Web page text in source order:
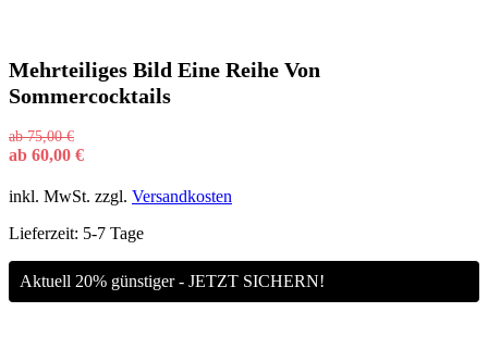
Mehrteiliges Bild Eine Reihe Von
Sommercocktails
ab75,00€
ab 60,00 €
inkl. MwSt. zzgl. Versandkosten
Lieferzeit: 5-7 Tage
Aktuell 20% günstiger - JETZT SICHERN!